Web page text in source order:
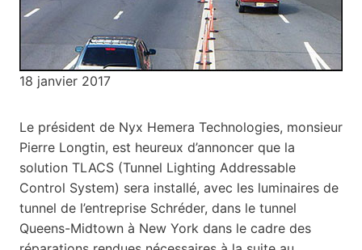
18 janvier 2017
Le président de Nyx Hemera Technologies, monsieur
Pierre Longtin, est heureux d’annoncer que la
solution TLACS (Tunnel Lighting Addressable
Control System) sera installé, avec les luminaires de
tunnel de l’entreprise Schréder, dans le tunnel
Queens-Midtown à New York dans le cadre des